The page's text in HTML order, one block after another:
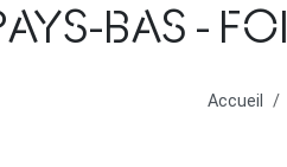
BAS -
Accueil